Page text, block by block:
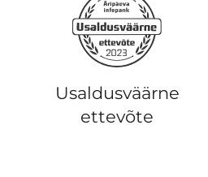
Usaldusväärne
ettevõte